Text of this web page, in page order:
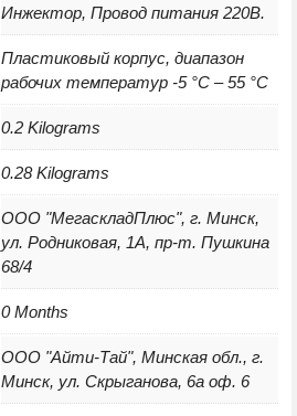
Инжектор, Провод питания 220В.
Пластиковый корпус, диапазон
рабочих температур -5 °C – 55 °C
0.2 Kilograms
0.28 Kilograms
ООО "МегаскладПлюс", г. Минск,
ул. Родниковая, 1А, пр-т. Пушкина
68/4
0 Months
ООО "Айти-Тай", Минская обл., г.
Минск, ул. Скрыганова, 6а оф. 6